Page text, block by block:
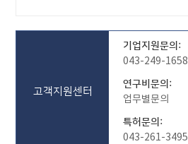
고객지원센터
기업지원문의:
043-249-1658
연구비문의:
업무별문의
특허문의:
043-261-3495